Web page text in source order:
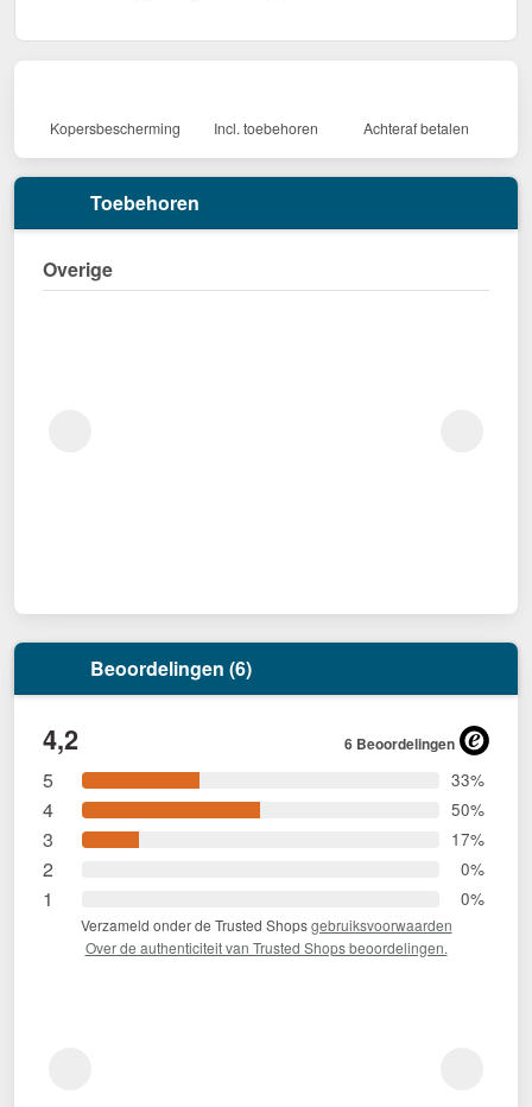
Kopersbescherming Incl. toebehoren Achteraf betalen
Toebehoren
Overige
Beoordelingen (6)
4,2 6 Beoordelingen
5 33%
4 50%
3 17%
2 0%
1 0%
Verzameld onder de Trusted Shopsgebruiksvoorwaarden
Over de authenticiteit van Trusted Shops beoordelingen.